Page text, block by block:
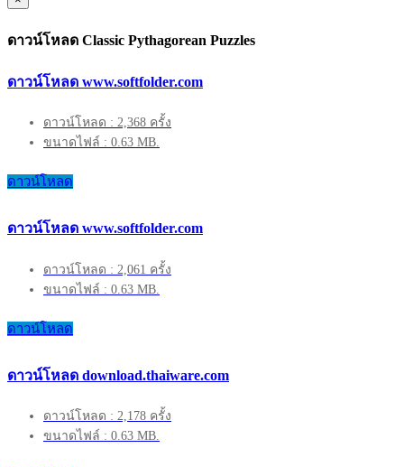
ดาวน์โหลด Classic Pythagorean Puzzles
ดาวน์โหลด www.softfolder.com
ดาวน์โหลด : 2,368 ครั้ง
ขนาดไฟล์ : 0.63 MB.
ดาวน์โหลด
ดาวน์โหลด www.softfolder.com
ดาวน์โหลด : 2,061 ครั้ง
ขนาดไฟล์ : 0.63 MB.
ดาวน์โหลด
ดาวน์โหลด download.thaiware.com
ดาวน์โหลด : 2,178 ครั้ง
ขนาดไฟล์ : 0.63 MB.